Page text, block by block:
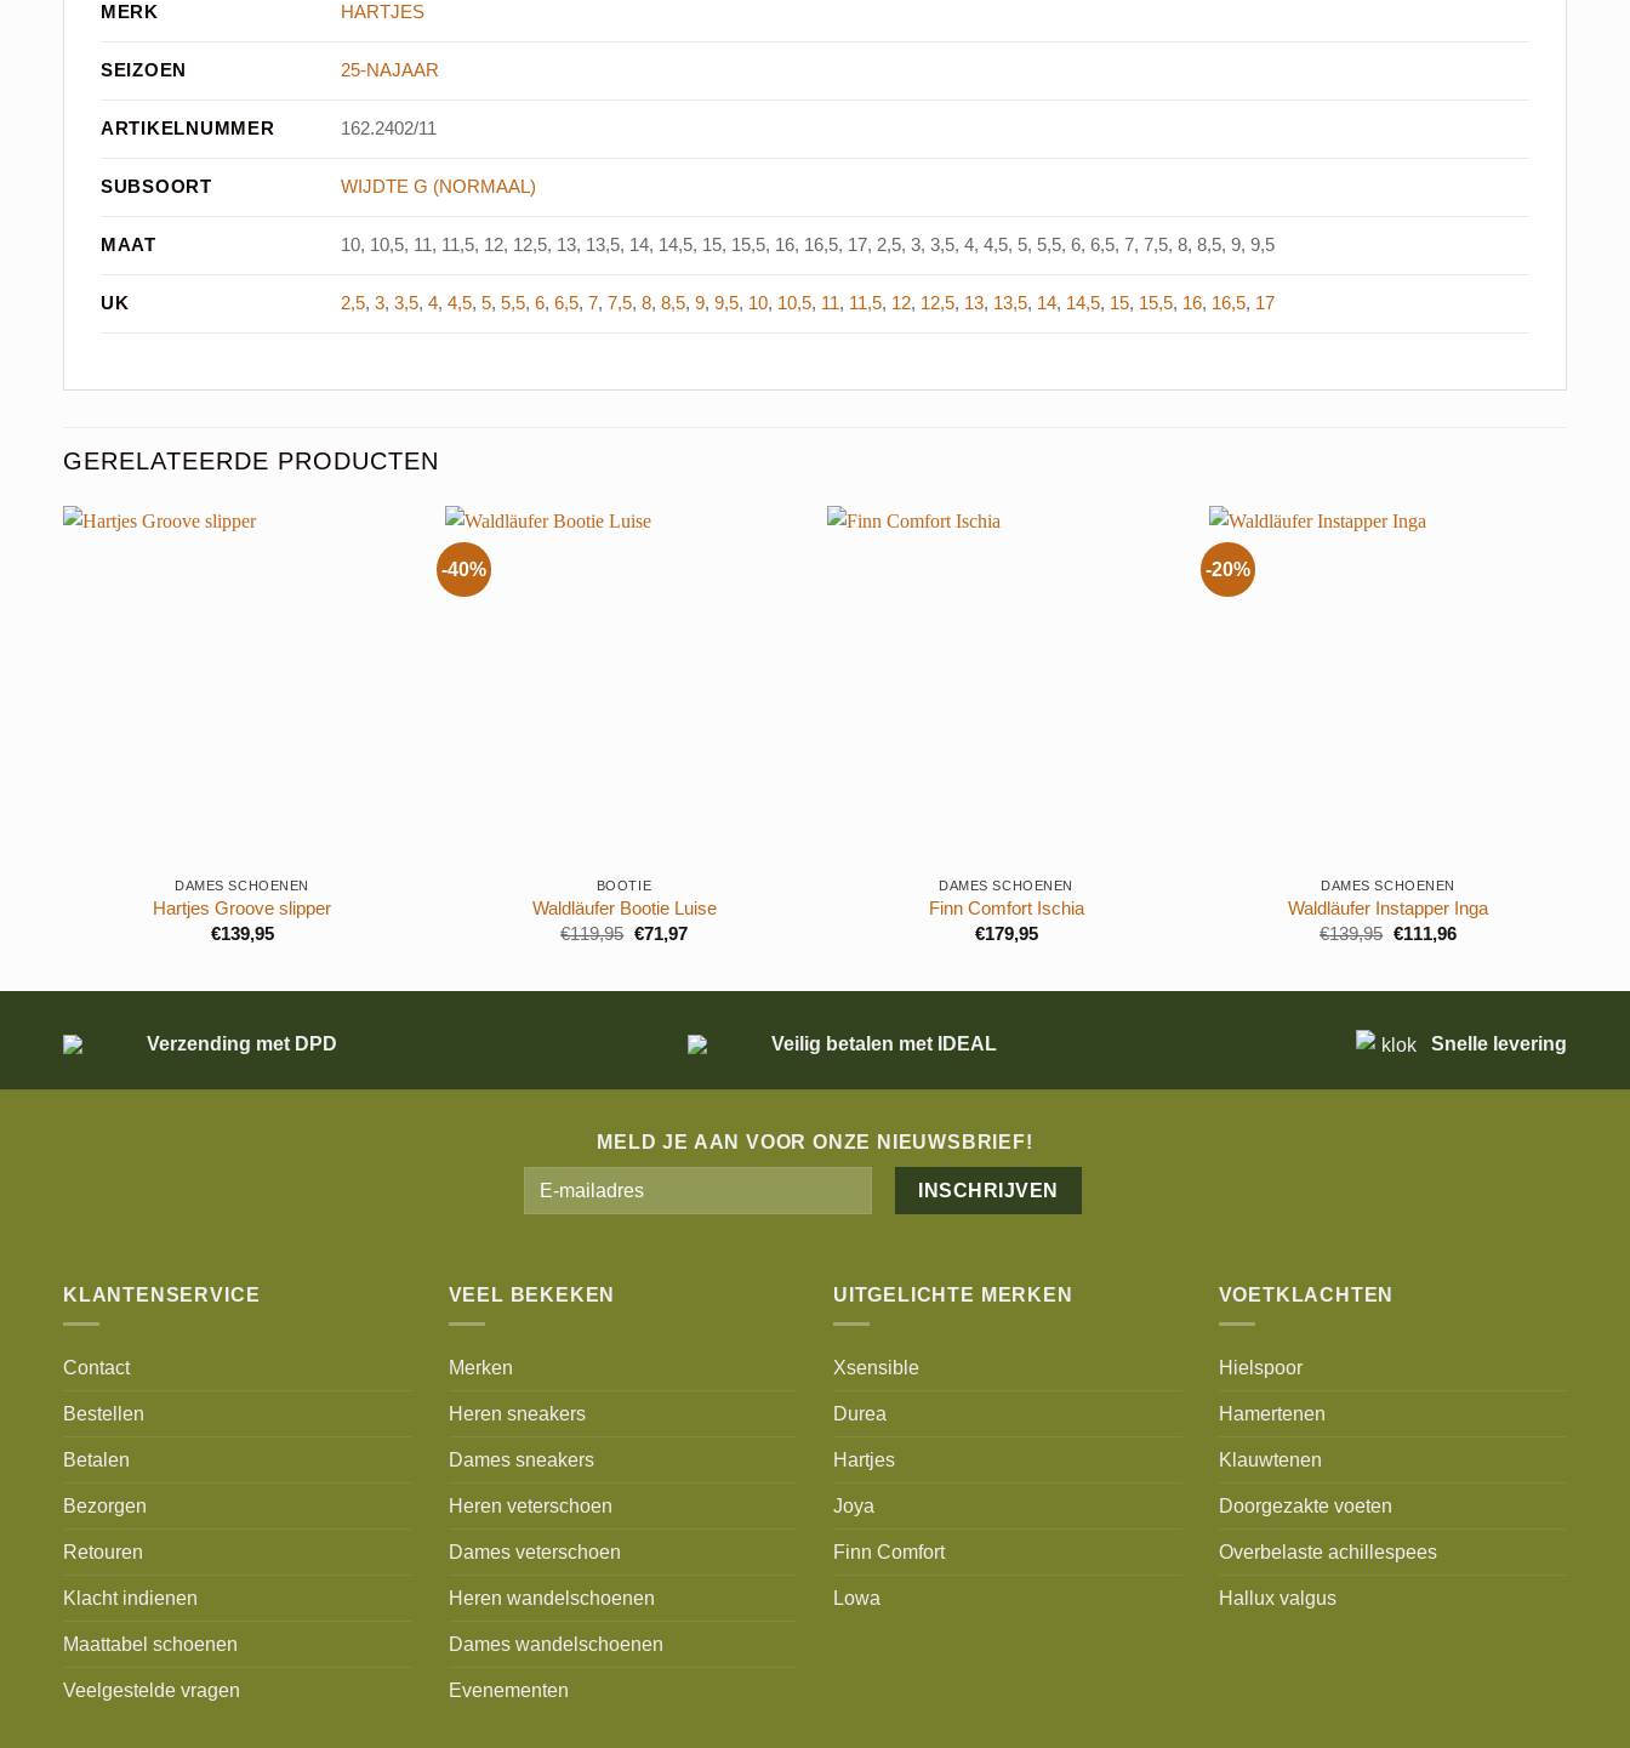
MERK HARTJES
SEIZOEN 25-NAJAAR
ARTIKELNUMMER 162.2402/11
SUBSOORT WIJDTE G (NORMAAL)
MAAT 10, 10,5, 11, 11,5, 12, 12,5, 13, 13,5, 14, 14,5, 15, 15,5, 16, 16,5, 17, 2,5, 3, 3,5, 4, 4,5, 5, 5,5, 6, 6,5, 7, 7,5, 8, 8,5, 9, 9,5
UK 2,5,3,3,5,4,4,5,5,5,5,6,6,5,7,7,5,8,8,5,9,9,5, 10, 10,5, 11, 11,5, 12, 12,5, 13, 13,5, 14, 14,5, 15, 15,5, 16, 16,5, 17
GERELATEERDE PRODUCTEN
DAMES SCHOENEN
Hartjes Groove slipper
€139,95
-40%
BOOTIE
Waldläufer Bootie Luise
€119,95 Oorspronkelijke
€71,97Huidige
DAMES SCHOENEN
Finn Comfort Ischia
€179,95
-20%
DAMES SCHOENEN
Waldläufer Instapper Inga
€139,95 Oorspronkelijke
€111,96Huidige
Verzending met DPD Veilig betalen met IDEAL Snelle levering
MELD JE AAN VOOR ONZE NIEUWSBRIEF!
KLANTENSERVICE
Contact
Bestellen
Betalen
Bezorgen
Retouren
Klacht indienen
Maattabel schoenen
Veelgestelde vragen
VEEL BEKEKEN
Merken
Heren sneakers
Dames sneakers
Heren veterschoen
Dames veterschoen
Heren wandelschoenen
Dames wandelschoenen
Evenementen
UITGELICHTE MERKEN
Xsensible
Durea
Hartjes
Joya
Finn Comfort
Lowa
VOETKLACHTEN
Hielspoor
Hamertenen
Klauwtenen
Doorgezakte voeten
Overbelaste achillespees
Hallux valgus